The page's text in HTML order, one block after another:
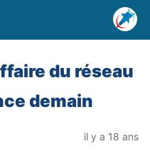
du réseau
demain
il y a 18 ans